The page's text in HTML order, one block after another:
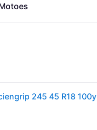
245 45 R18 100y